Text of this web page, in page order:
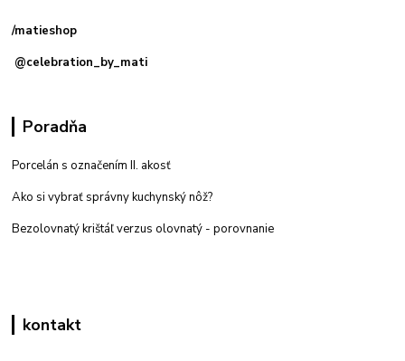
/matieshop
@celebration_by_mati
Poradňa
Porcelán s označením II. akosť
Ako si vybrať správny kuchynský nôž?
Bezolovnatý krištáľ verzus olovnatý - porovnanie
kontakt